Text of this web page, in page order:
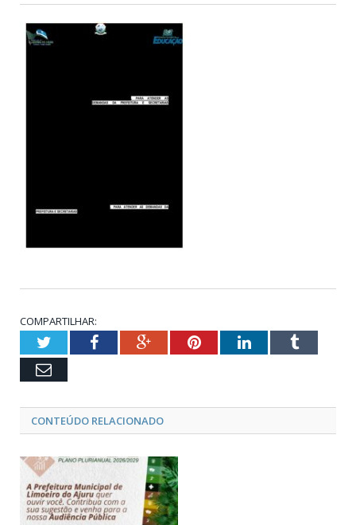
COMPARTILHAR:
TwitterFacebookGoogle+PinterestLinkedInTumblr
Email
CONTEÚDO RELACIONADO